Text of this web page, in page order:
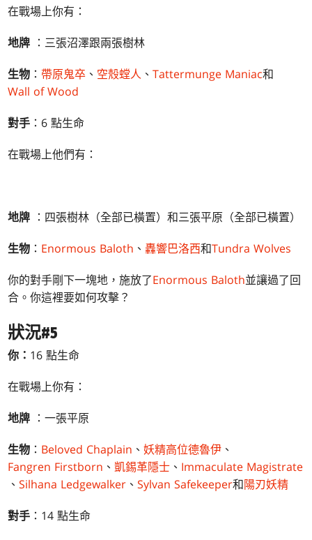
在戰場上你有：
地牌 ：三張沼澤跟兩張樹林
生物 ： 帶原鬼卒 、 空殼螳人 、Tattermunge Maniac和
Wall of Wood
對手 ：6 點生命
在戰場上他們有：
地牌 ：四張樹林（全部已橫置）和三張平原（全部已橫置）
生物 ： Enormous Baloth 、轟響巴洛西和Tundra Wolves
你的對手剛下一塊地，施放了Enormous Baloth並讓過了回
合。你這裡要如何攻擊？
狀況#5
你： 16 點生命
在戰場上你有：
地牌 ：一張平原
生物 ： Beloved Chaplain 、妖精高位德魯伊 、
Fangren Firstborn 、凱錫革隱士 、 Immaculate Magistrate
、Silhana Ledgewalker 、Sylvan Safekeeper和陽刃妖精
對手 ：14 點生命